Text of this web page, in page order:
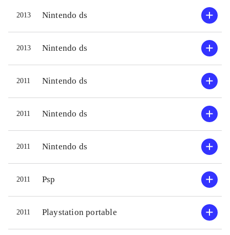
2013 Nintendo ds
2013 Nintendo ds
2011 Nintendo ds
2011 Nintendo ds
2011 Nintendo ds
2011 Psp
2011 Playstation portable